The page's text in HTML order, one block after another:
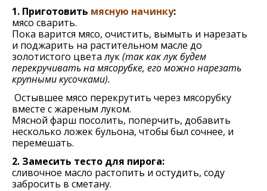
1. Приготовить мясную начинку:
мясо сварить.
Пока варится мясо, очистить, вымыть и нарезать
и поджарить на растительном масле до
золотистого цвета лук(так как лук будем
перекручивать на мясорубке, его можно нарезать
крупными кусочками).
Остывшее мясо перекрутить через мясорубку
вместе с жареным луком.
Мясной фарш посолить, поперчить, добавить
несколько ложек бульона, чтобы был сочнее, и
перемешать.
2. Замесить тесто для пирога:
сливочное масло растопить и остудить, соду
забросить в сметану.